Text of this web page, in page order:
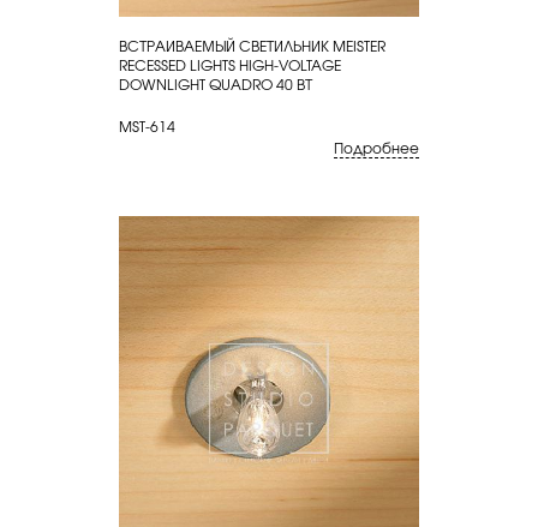
КУПИТЬ
ВСТРАИВАЕМЫЙ СВЕТИЛЬНИК MEISTER
RECESSED LIGHTS HIGH-VOLTAGE
DOWNLIGHT QUADRO 40 ВТ
MST-614
Подробнее